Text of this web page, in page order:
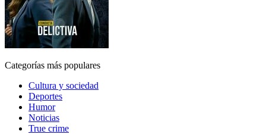
Categorías más populares
Cultura y sociedad
Deportes
Humor
Noticias
True crime